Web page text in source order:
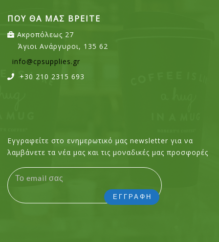
ΠΟΥ ΘΑ ΜΑΣ ΒΡΕΙΤΕ
Ακροπόλεως 27
Άγιοι Ανάργυροι, 135 62
info@cpsupplies.gr
+30 210 2315 693
Εγγραφείτε στο ενημερωτικό μας newsletter για να
λαμβάνετε τα νέα μας και τις μοναδικές μας προσφορές